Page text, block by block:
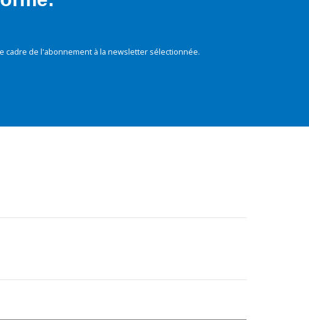
de l'abonnement à la newsletter sélectionnée.